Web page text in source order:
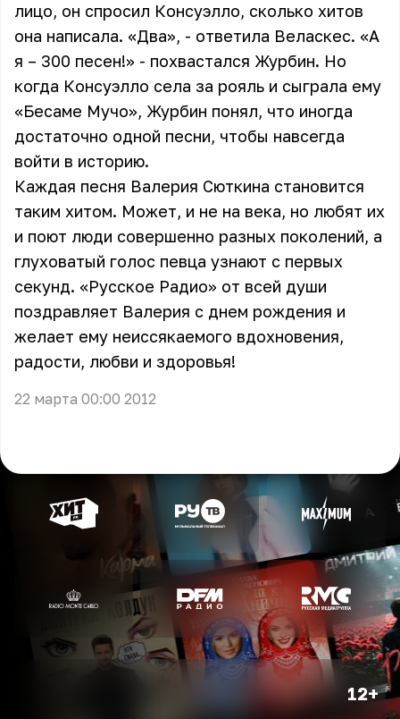
лицо, он спросил Консуэлло, сколько хитов
она написала. «Два», - ответила Веласкес. «А
я – 300 песен!» - похвастался Журбин. Но
когда Консуэлло села за рояль и сыграла ему
«Бесаме Мучо», Журбин понял, что иногда
достаточно одной песни, чтобы навсегда
войти в историю.
Каждая песня Валерия Сюткина становится
таким хитом. Может, и не на века, но любят их
и поют люди совершенно разных поколений, а
глуховатый голос певца узнают с первых
секунд. «Русское Радио» от всей души
поздравляет Валерия с днем рождения и
желает ему неиссякаемого вдохновения,
радости, любви и здоровья!
22 марта 00:00 2012
12+